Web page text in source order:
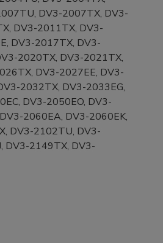
DV3-2007TX, DV3-
DV3-2011TX, DV3-
DV3-2017TX, DV3-
2020TX, DV3-2021TX,
DV3-2027EE, DV3-
2032TX, DV3-2033EG,
DV3-2050EO, DV3-
2060EA, DV3-2060EK,
DV3-2102TU, DV3-
DV3-2149TX, DV3-